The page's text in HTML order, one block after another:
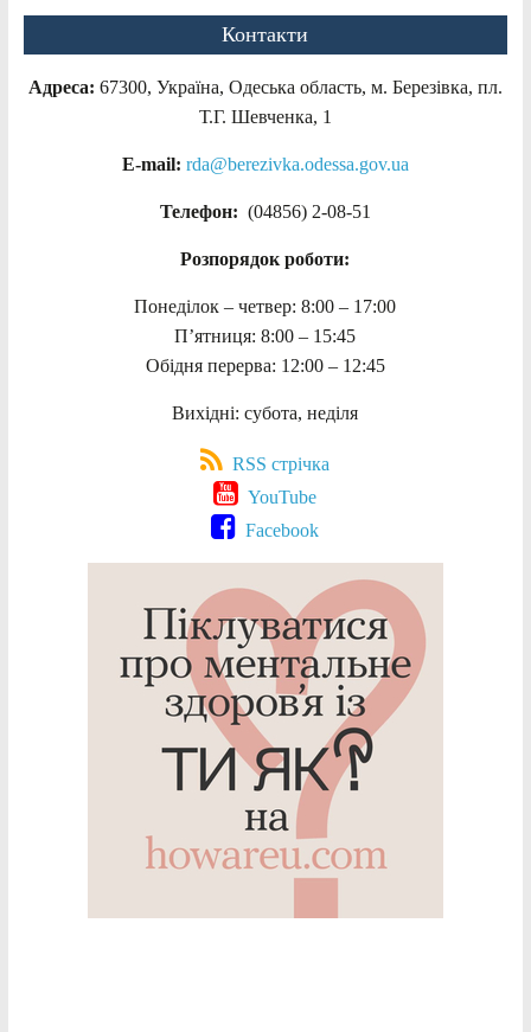
Контакти
Адреса: 67300, Україна, Одеська область, м. Березівка, пл.
Т.Г. Шевченка, 1
E-mail: rda@berezivka.odessa.gov.ua
Телефон: (04856) 2-08-51
Розпорядок роботи:
Понеділок – четвер: 8:00 – 17:00
П’ятниця: 8:00 – 15:45
Обідня перерва: 12:00 – 12:45
Вихідні: субота, неділя
RSS стрічка
YouTube
Facebook